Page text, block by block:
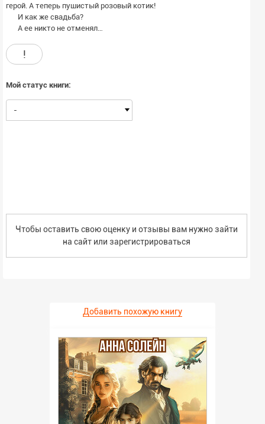
герой. А теперь пушистый розовый котик!
И как же свадьба?
А ее никто не отменял…
!
Мой статус книги:
-
Чтобы оставить свою оценку и отзывы вам нужно зайти
на сайт или зарегистрироваться
Добавить похожую книгу